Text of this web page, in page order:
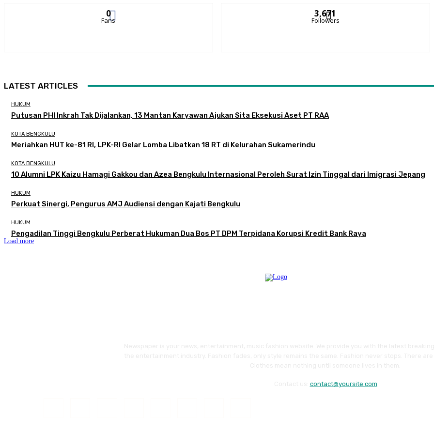
0
Fans
3,671
Followers
LATEST ARTICLES
HUKUM
Putusan PHI Inkrah Tak Dijalankan, 13 Mantan Karyawan Ajukan Sita Eksekusi Aset PT RAA
KOTA BENGKULU
Meriahkan HUT ke-81 RI, LPK-RI Gelar Lomba Libatkan 18 RT di Kelurahan Sukamerindu
KOTA BENGKULU
‎10 Alumni LPK Kaizu Hamagi Gakkou dan Azea Bengkulu Internasional Peroleh Surat Izin Tinggal dari Imigrasi Jepang
HUKUM
Perkuat Sinergi, Pengurus AMJ Audiensi dengan Kajati Bengkulu
HUKUM
Pengadilan Tinggi Bengkulu Perberat Hukuman Dua Bos PT DPM Terpidana Korupsi Kredit Bank Raya
Load more
contact@yoursite.com